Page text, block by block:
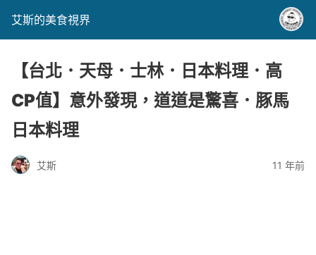
艾斯的美食視界
【台北．天母．士林．日本料理．高
CP值】意外發現，道道是驚喜．豚馬
日本料理
艾斯 11 年前